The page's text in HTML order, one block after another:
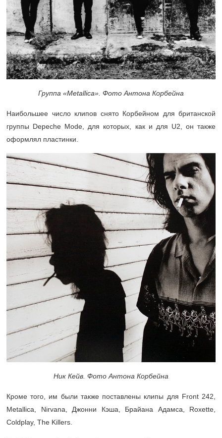
Группа «Metallica». Фото Антона Корбейна
Наибольшее число клипов снято Корбейном для британской
группы Depeche Mode, для которых, как и для U2, он также
оформлял пластинки.
Ник Кейв. Фото Антона Корбейна
Кроме того, им были также поставлены клипы для Front 242,
Metallica, Nirvana, Джонни Кэша, Брайана Адамса, Roxette,
Coldplay, The Killers.